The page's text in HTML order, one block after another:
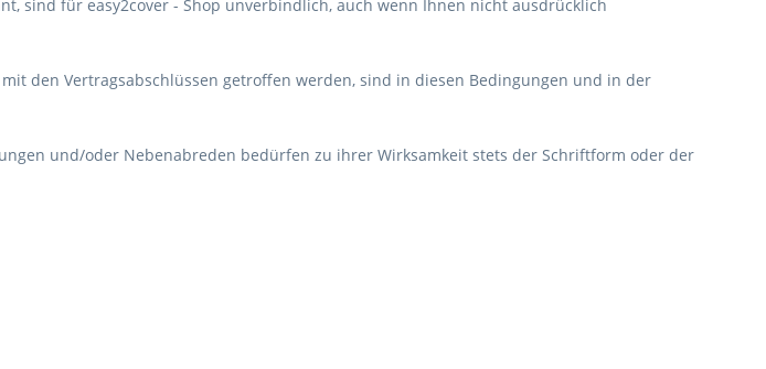
sind für easy2cover - Shop unverbindlich, auch wenn Ihnen nicht ausdrücklich
den Vertragsabschlüssen getroffen werden, sind in diesen Bedingungen und in der
und/oder Nebenabreden bedürfen zu ihrer Wirksamkeit stets der Schriftform oder der